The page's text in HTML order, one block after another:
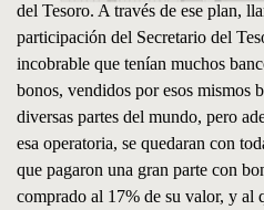
del Tesoro. A través de ese plan,
participación del Secretario del
incobrable que tenían muchos
bonos, vendidos por esos mismos
diversas partes del mundo, pero
esa operatoria, se quedaran con
que pagaron una gran parte con
comprado al 17% de su valor, y al